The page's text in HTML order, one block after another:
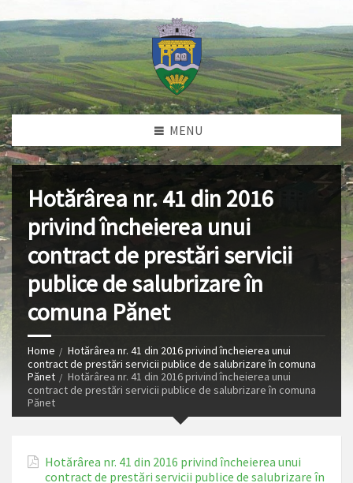
MENU
Hotărârea nr. 41 din 2016
privind încheierea unui
contract de prestări servicii
publice de salubrizare în
comuna Pănet
Home
Hotărârea nr. 41 din 2016 privind încheierea unui
contract de prestări servicii publice de salubrizare în comuna
Pănet
Hotărârea nr. 41 din 2016 privind încheierea unui
contract de prestări servicii publice de salubrizare în comuna
Pănet
Hotărârea nr. 41 din 2016 privind încheierea unui
contract de prestări servicii publice de salubrizare în